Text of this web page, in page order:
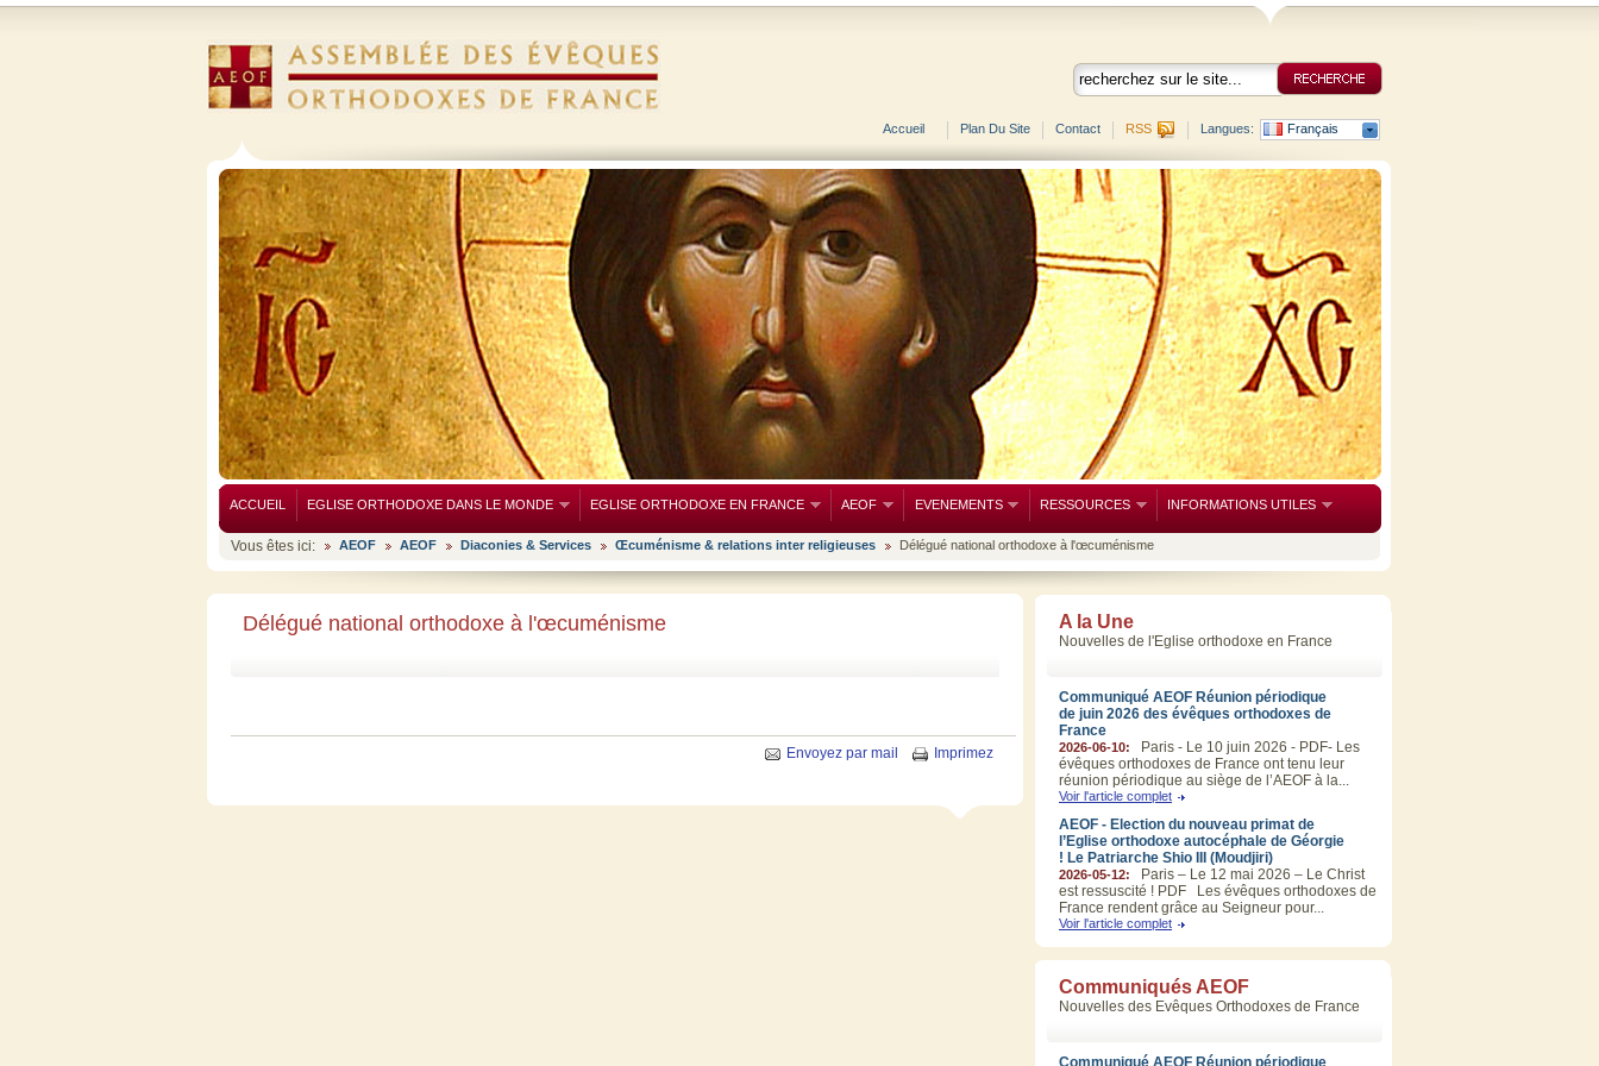
Langues: Français
RSS
Contact
Plan Du Site
Accueil
ACCUEIL EGLISE ORTHODOXE DANS LE MONDE EGLISE ORTHODOXE EN FRANCE AEOF EVENEMENTS RESSOURCES INFORMATIONS UTILES
Vous êtes ici: AEOF AEOF Diaconies & Services Œcuménisme & relations inter religieuses Délégué national orthodoxe à l'œcuménisme
Délégué national orthodoxe à l'œcuménisme
Imprimez
Envoyez par mail
A la Une
Nouvelles de l'Eglise orthodoxe en France
Communiqué AEOF Réunion périodique
de juin 2026 des évêques orthodoxes de
France
2026-06-10:
Paris - Le 10 juin 2026 - PDF- Les
évêques orthodoxes de France ont tenu leur
réunion périodique au siège de l’AEOF à la...
Voir l'article complet
AEOF - Election du nouveau primat de
l’Eglise orthodoxe autocéphale de Géorgie
! Le Patriarche Shio III (Moudjiri)
2026-05-12:
Paris – Le 12 mai 2026 – Le Christ
est ressuscité ! PDF Les évêques orthodoxes de
France rendent grâce au Seigneur pour...
Voir l'article complet
Communiqués AEOF
Nouvelles des Evêques Orthodoxes de France
Communiqué AEOF Réunion périodique